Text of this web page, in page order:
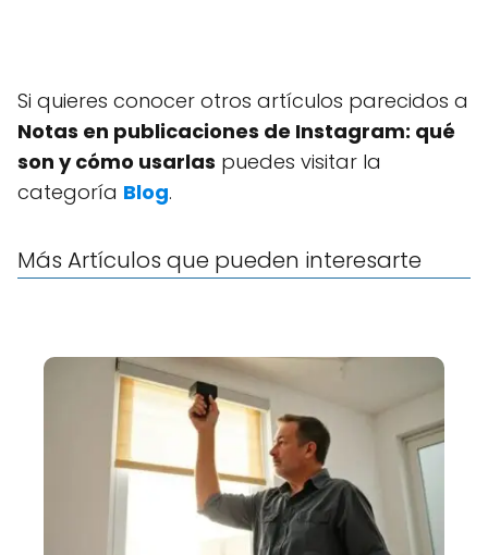
Si quieres conocer otros artículos parecidos a
Notas en publicaciones de Instagram: qué
son y cómo usarlas puedes visitar la
categoría Blog.
Más Artículos que pueden interesarte